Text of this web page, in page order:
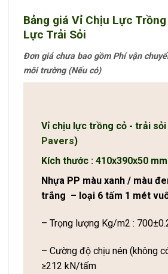
Bảng giá Vỉ Chịu Lực
Lực Trải Sỏi
Đơn giá chưa bao gồm Phí vận
môi trường (Nếu có)
Vỉ chịu lực trồng cỏ - trải sỏi
Pavers)
Kích thước : 410x390x50 mm
Nhựa PP màu xanh / màu
trắng – loại 6 tấm 1 mét
– Trọng lượng Kg/m2 :
– Cường độ chịu nén (không
≥212 kN/tấm